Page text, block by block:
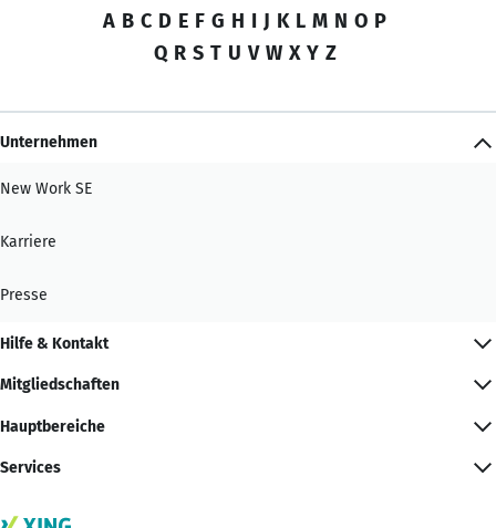
A B C D E F G H I J K L M N O P
Q R S T U V W X Y Z
Unternehmen
New Work SE
Karriere
Presse
Hilfe & Kontakt
Mitgliedschaften
Hauptbereiche
Services